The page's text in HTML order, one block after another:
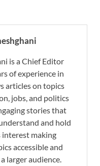
is a Chief Editor
of experience in
articles on topics
jobs, and politics
stories that
and hold
interest making
accessible and
larger audience.